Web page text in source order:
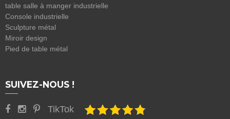
table salle à manger industrielle
Console industrielle
Sculpture métal
Miroir design
Pied de table métal
SUIVEZ-NOUS !
TikTok